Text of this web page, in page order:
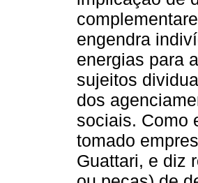
engendra
energias para
sujeitos
dos
sociais. Como
tomado
Guattari, e diz